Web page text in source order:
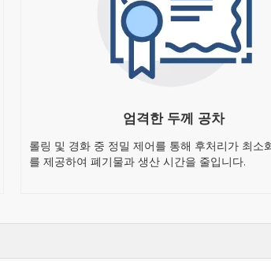
엄격한 두께 공차
롤링 및 경화 중 정밀 제어를 통해 후처리가 최소
를 제공하여 폐기물과 생산 시간을 줄입니다.